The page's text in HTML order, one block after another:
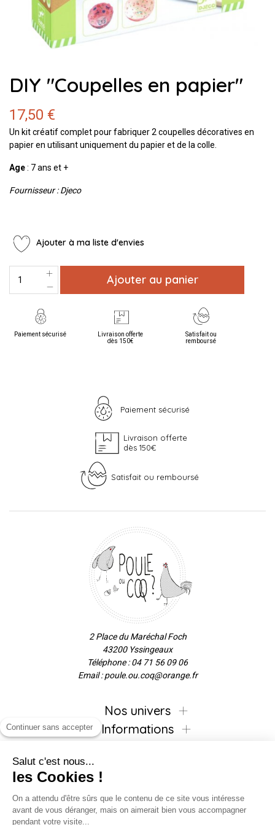
DIY "Coupelles en papier"
17,50 €
Un kit créatif complet pour fabriquer 2 coupelles décoratives en
papier en utilisant uniquement du papier et de la colle.
Age: 7 ans et +
Fournisseur : Djeco
Ajouter à ma liste d'envies
Ajouter au panier
Paiement sécurisé
Livraison offerte
dès 150€
Satisfait ou
remboursé
Paiement sécurisé
Livraison offerte
dès 150€
Satisfait ou remboursé
2 Place du Maréchal Foch
43200 Yssingeaux
Téléphone : 04 71 56 09 06
Email : poule.ou.coq@orange.fr
Nos univers
Informations
Inscrivez-vous à la newsletter !
Continuer sans accepter
Salut c'est nous...
les Cookies !
On a attendu d'être sûrs que le contenu de ce site vous intéresse
avant de vous déranger, mais on aimerait bien vous accompagner
pendant votre visite...